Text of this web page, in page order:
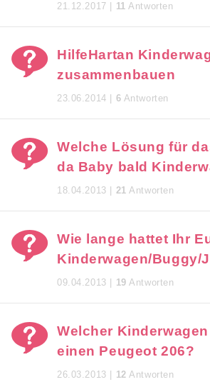
21.12.2017 | 11 Antworten
HilfeHartan
zusammenbauen
23.06.2014 | 6 Antworten
Welche Lösung für
da Baby bald
18.04.2013 | 21 Antworten
Wie lange hattet Ihr
Kinderwagen/Buggy/
09.04.2013 | 19 Antworten
Welcher
einen Peugeot 206?
26.03.2013 | 12 Antworten